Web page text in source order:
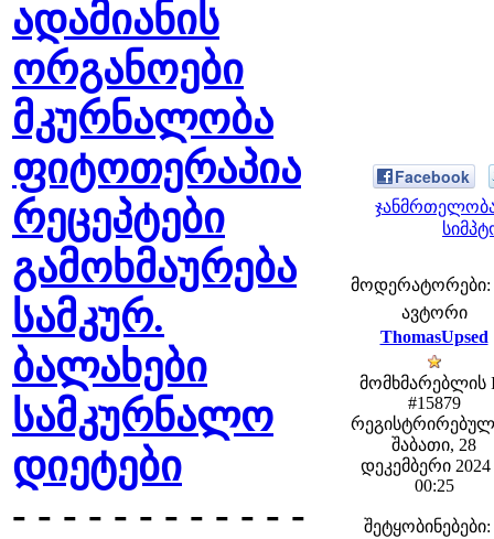
ადამიანის
ორგანოები
მკურნალობა
ფიტოთერაპია
რეცეპტები
გამოხმაურება
სამკურ.
ბალახები
სამკურნალო
დიეტები
- - - - - - - - - - - -
Facebook
მოდერატორები:
ავტორი
ThomasUpsed
მომხმარებლის
#15879
შაბათი, 28
დეკემბერი 2024
00:25
შეტყობინებები: